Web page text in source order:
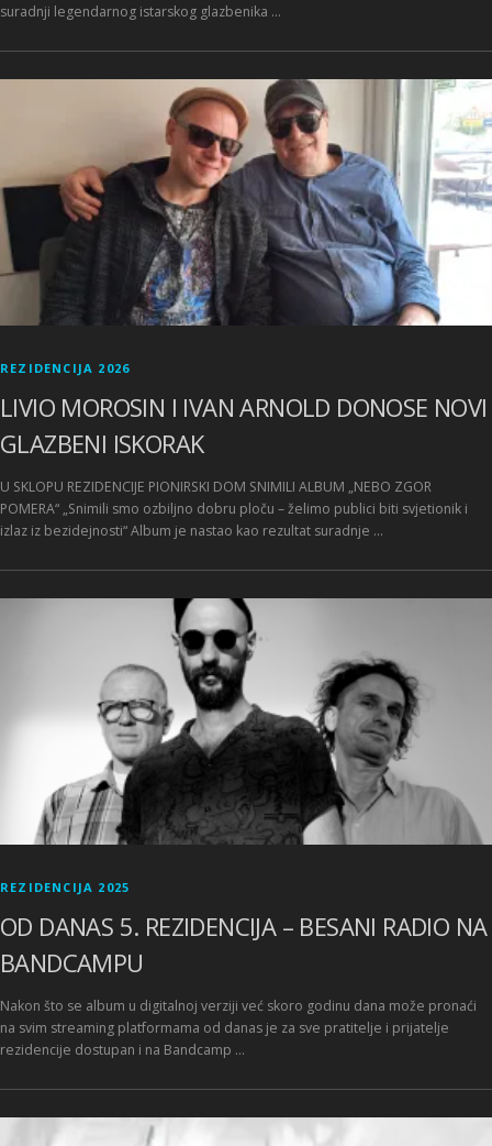
suradnji legendarnog istarskog glazbenika …
REZIDENCIJA 2026
LIVIO MOROSIN I IVAN ARNOLD DONOSE NOVI
GLAZBENI ISKORAK
U SKLOPU REZIDENCIJE PIONIRSKI DOM SNIMILI ALBUM „NEBO ZGOR
POMERA“ „Snimili smo ozbiljno dobru ploču – želimo publici biti svjetionik i
izlaz iz bezidejnosti“ Album je nastao kao rezultat suradnje …
REZIDENCIJA 2025
OD DANAS 5. REZIDENCIJA – BESANI RADIO NA
BANDCAMPU
Nakon što se album u digitalnoj verziji već skoro godinu dana može pronaći
na svim streaming platformama od danas je za sve pratitelje i prijatelje
rezidencije dostupan i na Bandcamp …